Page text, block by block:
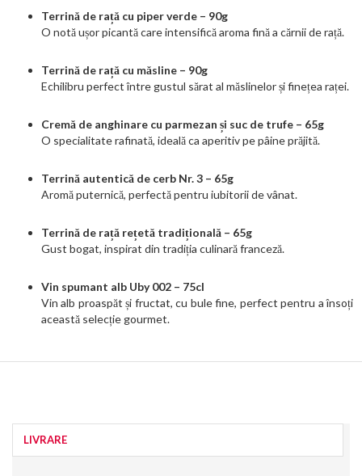
Terrină de rață cu piper verde – 90g
O notă ușor picantă care intensifică aroma fină a cărnii de rață.
Terrină de rață cu măsline – 90g
Echilibru perfect între gustul sărat al măslinelor și finețea raței.
Cremă de anghinare cu parmezan și suc de trufe – 65g
O specialitate rafinată, ideală ca aperitiv pe pâine prăjită.
Terrină autentică de cerb Nr. 3 – 65g
Aromă puternică, perfectă pentru iubitorii de vânat.
Terrină de rață rețetă tradițională – 65g
Gust bogat, inspirat din tradiția culinară franceză.
Vin spumant alb Uby 002 – 75cl
Vin alb proaspăt și fructat, cu bule fine, perfect pentru a însoți
această selecție gourmet.
LIVRARE